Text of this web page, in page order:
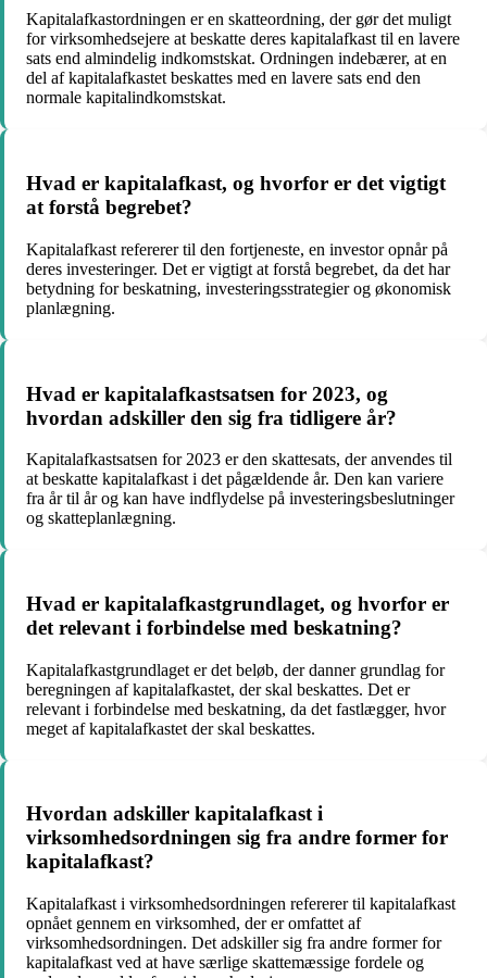
Kapitalafkastordningen er en skatteordning, der gør det muligt
for virksomhedsejere at beskatte deres kapitalafkast til en lavere
sats end almindelig indkomstskat. Ordningen indebærer, at en
del af kapitalafkastet beskattes med en lavere sats end den
normale kapitalindkomstskat.
Hvad er kapitalafkast, og hvorfor er det vigtigt
at forstå begrebet?
Kapitalafkast refererer til den fortjeneste, en investor opnår på
deres investeringer. Det er vigtigt at forstå begrebet, da det har
betydning for beskatning, investeringsstrategier og økonomisk
planlægning.
Hvad er kapitalafkastsatsen for 2023, og
hvordan adskiller den sig fra tidligere år?
Kapitalafkastsatsen for 2023 er den skattesats, der anvendes til
at beskatte kapitalafkast i det pågældende år. Den kan variere
fra år til år og kan have indflydelse på investeringsbeslutninger
og skatteplanlægning.
Hvad er kapitalafkastgrundlaget, og hvorfor er
det relevant i forbindelse med beskatning?
Kapitalafkastgrundlaget er det beløb, der danner grundlag for
beregningen af kapitalafkastet, der skal beskattes. Det er
relevant i forbindelse med beskatning, da det fastlægger, hvor
meget af kapitalafkastet der skal beskattes.
Hvordan adskiller kapitalafkast i
virksomhedsordningen sig fra andre former for
kapitalafkast?
Kapitalafkast i virksomhedsordningen refererer til kapitalafkast
opnået gennem en virksomhed, der er omfattet af
virksomhedsordningen. Det adskiller sig fra andre former for
kapitalafkast ved at have særlige skattemæssige fordele og